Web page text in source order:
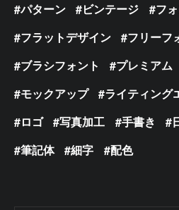
パターン
ビンテージ
フ
フラットデザイン
フリーフ
ブラシフォント
プレミアム
モックアップ
ライティング
ロゴ
写真加工 手書き
筆記体
細字 配色